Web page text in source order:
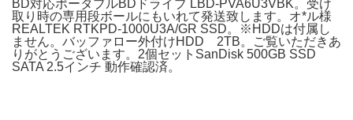
BD対応ポータブルBDドライブ LBD-PVA6U3VBK。受け
取り時の専用段ボールにもいれて発送致します。オ*ル様
REALTEK RTKPD-1000U3A/GR SSD。※HDDは付属し
ません。バッファロー外付けHDD 2TB。ご覧いただきあ
りがとうございます。2個セットSanDisk 500GB SSD
SATA 2.5インチ 動作確認済。